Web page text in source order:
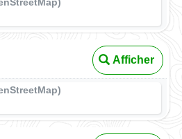
Afficher